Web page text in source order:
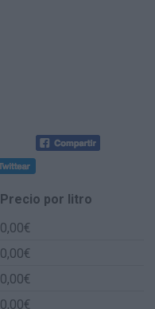
Precio por litro
0,00€
0,00€
0,00€
0,00€